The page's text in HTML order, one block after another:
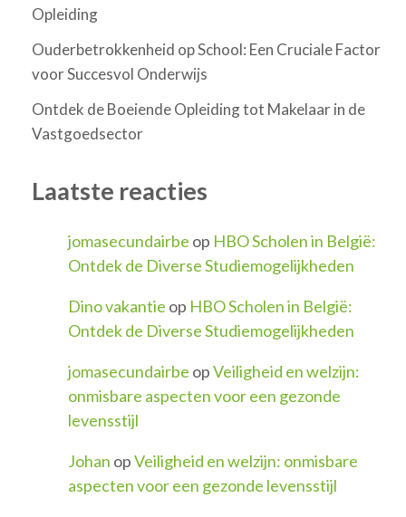
Opleiding
Ouderbetrokkenheid op School: Een Cruciale Factor
voor Succesvol Onderwijs
Ontdek de Boeiende Opleiding tot Makelaar in de
Vastgoedsector
Laatste reacties
jomasecundairbe op HBO Scholen in België:
Ontdek de Diverse Studiemogelijkheden
Dino vakantie op HBO Scholen in België:
Ontdek de Diverse Studiemogelijkheden
jomasecundairbe opVeiligheid en welzijn:
onmisbare aspecten voor een gezonde
levensstijl
Johan opVeiligheid en welzijn: onmisbare
aspecten voor een gezonde levensstijl